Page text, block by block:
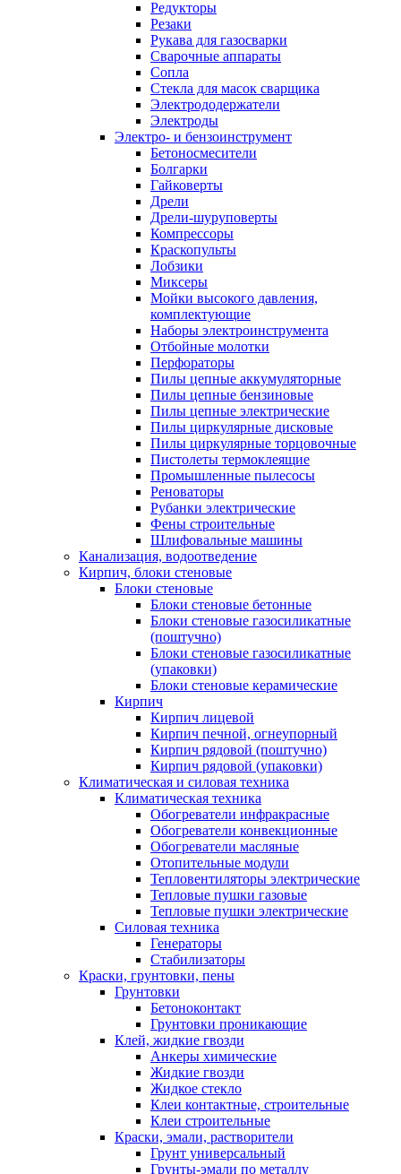
Редукторы
Резаки
Рукава для газосварки
Сварочные аппараты
Сопла
Стекла для масок сварщика
Электрододержатели
Электроды
Электро- и бензоинструмент
Бетоносмесители
Болгарки
Гайковерты
Дрели
Дрели-шуруповерты
Компрессоры
Краскопульты
Лобзики
Миксеры
Мойки высокого давления,
комплектующие
Наборы электроинструмента
Отбойные молотки
Перфораторы
Пилы цепные аккумуляторные
Пилы цепные бензиновые
Пилы цепные электрические
Пилы циркулярные дисковые
Пилы циркулярные торцовочные
Пистолеты термоклеящие
Промышленные пылесосы
Реноваторы
Рубанки электрические
Фены строительные
Шлифовальные машины
Канализация, водоотведение
Кирпич, блоки стеновые
Блоки стеновые
Блоки стеновые бетонные
Блоки стеновые газосиликатные
(поштучно)
Блоки стеновые газосиликатные
(упаковки)
Блоки стеновые керамические
Кирпич
Кирпич лицевой
Кирпич печной, огнеупорный
Кирпич рядовой (поштучно)
Кирпич рядовой (упаковки)
Климатическая и силовая техника
Климатическая техника
Обогреватели инфракрасные
Обогреватели конвекционные
Обогреватели масляные
Отопительные модули
Тепловентиляторы электрические
Тепловые пушки газовые
Тепловые пушки электрические
Силовая техника
Генераторы
Стабилизаторы
Краски, грунтовки, пены
Грунтовки
Бетоноконтакт
Грунтовки проникающие
Клей, жидкие гвозди
Анкеры химические
Жидкие гвозди
Жидкое стекло
Клеи контактные, строительные
Клеи строительные
Краски, эмали, растворители
Грунт универсальный
Грунты-эмали по металлу